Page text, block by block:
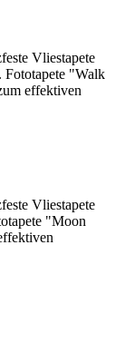
Vliestapete
"Walk
effektiven
Vliestapete
"Moon